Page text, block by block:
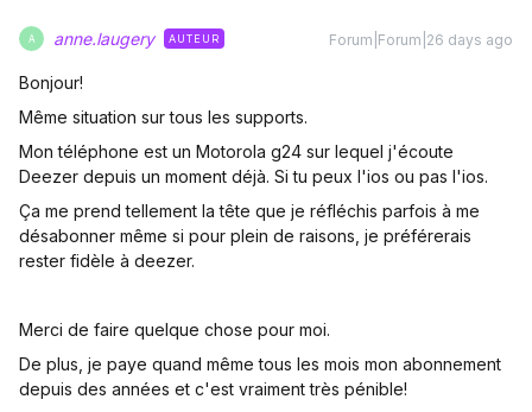
A anne.laugery AUTEUR Forum|Forum|26 days ago
Bonjour!
Même situation sur tous les supports.
Mon téléphone est un Motorola g24 sur lequel j'écoute
Deezer depuis un moment déjà. Si tu peux l'ios ou pas l'ios.
Ça me prend tellement la tête que je réfléchis parfois à me
désabonner même si pour plein de raisons, je préférerais
rester fidèle à deezer.
Merci de faire quelque chose pour moi.
De plus, je paye quand même tous les mois mon abonnement
depuis des années et c'est vraiment très pénible!